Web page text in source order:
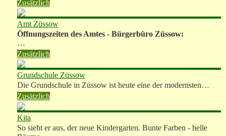
Zusätzlich
Amt Züssow
Öffnungszeiten des Amtes - Bürgerbüro Züssow:
…
Zusätzlich
Grundschule Züssow
Die Grundschule in Züssow ist heute eine der modernsten…
Zusätzlich
Kita
So sieht er aus, der neue Kindergarten. Bunte Farben - helle